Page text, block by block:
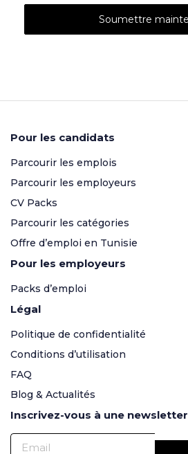
Pour les candidats
Parcourir les emplois
Parcourir les employeurs
CV Packs
Parcourir les catégories
Offre d’emploi en Tunisie
Pour les employeurs
Packs d’emploi
Légal
Politique de confidentialité
Conditions d’utilisation
FAQ
Blog & Actualités
Inscrivez-vous à une newsletter